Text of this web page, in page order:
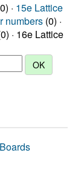
· 15e Lattice
numbers (0) ·
· 16e Lattice